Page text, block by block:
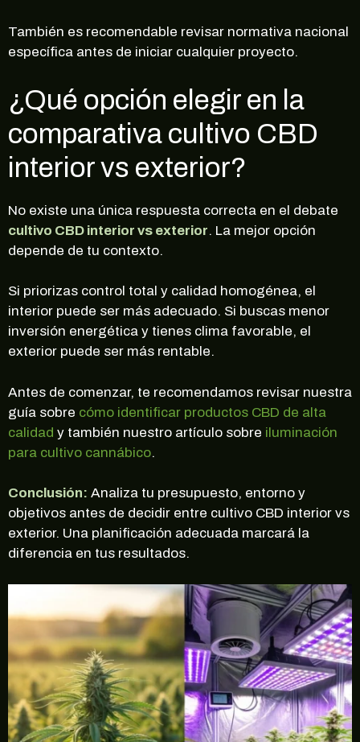
También es recomendable revisar normativa nacional
específica antes de iniciar cualquier proyecto.
¿Qué opción elegir en la
comparativa cultivo CBD
interior vs exterior?
No existe una única respuesta correcta en el debate
cultivo CBD interior vs exterior. La mejor opción
depende de tu contexto.
Si priorizas control total y calidad homogénea, el
interior puede ser más adecuado. Si buscas menor
inversión energética y tienes clima favorable, el
exterior puede ser más rentable.
Antes de comenzar, te recomendamos revisar nuestra
guía sobre cómo identificar productos CBD de alta
calidad y también nuestro artículo sobre iluminación
para cultivo cannábico.
Conclusión: Analiza tu presupuesto, entorno y
objetivos antes de decidir entre cultivo CBD interior vs
exterior. Una planificación adecuada marcará la
diferencia en tus resultados.